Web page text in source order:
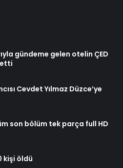
gündeme gelen otelin ÇED
Cevdet Yılmaz Düzce’ye
son bölüm tek parça full HD
kişi öldü